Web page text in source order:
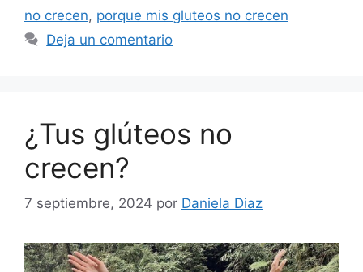
no crecen, porque mis gluteos no crecen
Deja un comentario
¿Tus glúteos no
crecen?
7 septiembre, 2024 por Daniela Diaz